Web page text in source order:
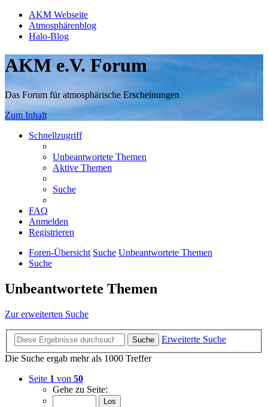
AKM Webseite
Atmosphärenblog
Halo-Blog
AKM e.V. Forum
Das Forum für atmosphärische Erscheinungen
Zum Inhalt
Schnellzugriff
Unbeantwortete Themen
Aktive Themen
Suche
FAQ
Anmelden
Registrieren
Foren-Übersicht Suche Unbeantwortete Themen
Suche
Unbeantwortete Themen
Zur erweiterten Suche
Suche
Erweiterte Suche
Die Suche ergab mehr als 1000 Treffer
Seite 1 von 50
Gehe zu Seite: